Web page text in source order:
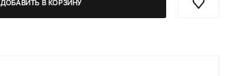
ДОБАВИТЬ В КОРЗИНУ